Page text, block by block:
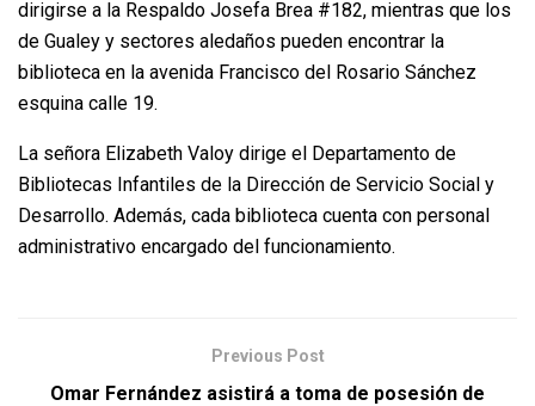
dirigirse a la Respaldo Josefa Brea #182, mientras que los
de Gualey y sectores aledaños pueden encontrar la
biblioteca en la avenida Francisco del Rosario Sánchez
esquina calle 19.
La señora Elizabeth Valoy dirige el Departamento de
Bibliotecas Infantiles de la Dirección de Servicio Social y
Desarrollo. Además, cada biblioteca cuenta con personal
administrativo encargado del funcionamiento.
Previous Post
Omar Fernández asistirá a toma de posesión de